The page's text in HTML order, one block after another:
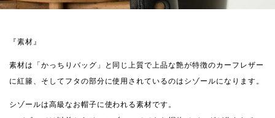
『素材』
素材は「かっちりバッグ」と同じ上質で上品な艶が特徴のカーフレザー
に紅籐、そしてフタの部分に使用されているのはシゾールになります。
シゾールは高級なお帽子に使われる素材です。